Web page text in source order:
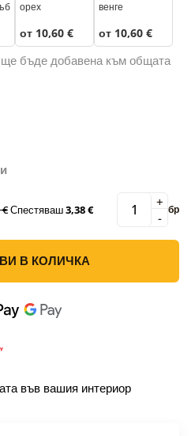
орех
от 10,60 €
венге
от 10,60 €
бъде добавена към общата
€Спестяваш3,38 € -
+ бр
В КОЛИЧКА
във вашия интериор